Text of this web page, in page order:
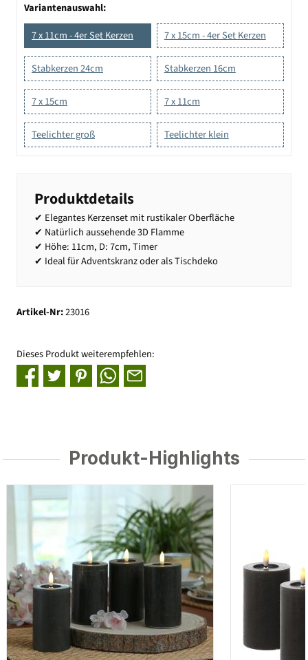
Variantenauswahl:
7 x 11cm - 4er Set Kerzen
7 x 15cm - 4er Set Kerzen
Stabkerzen 24cm Stabkerzen 16cm
7 x 15cm 7 x 11cm
Teelichter groß Teelichter klein
Produktdetails
✔ Elegantes Kerzenset mit rustikaler Oberfläche
✔ Natürlich aussehende 3D Flamme
✔ Höhe: 11cm, D: 7cm, Timer
✔ Ideal für Adventskranz oder als Tischdeko
Artikel-Nr:23016
Dieses Produkt weiterempfehlen:
Produkt-Highlights